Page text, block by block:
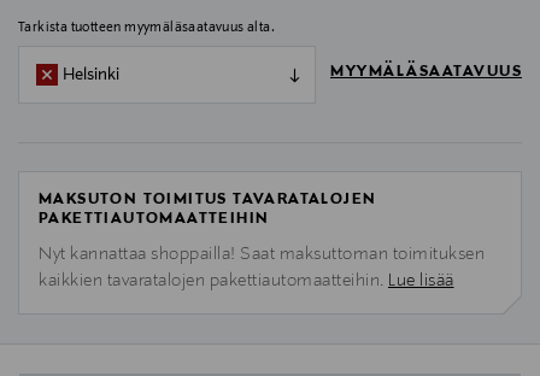
Tarkista tuotteen myymäläsaatavuus alta.
Helsinki MYYMÄLÄSAATAVUUS
MAKSUTON TOIMITUS TAVARATALOJEN
PAKETTIAUTOMAATTEIHIN
Nyt kannattaa shoppailla! Saat maksuttoman toimituksen
kaikkien tavaratalojen pakettiautomaatteihin. Lue lisää